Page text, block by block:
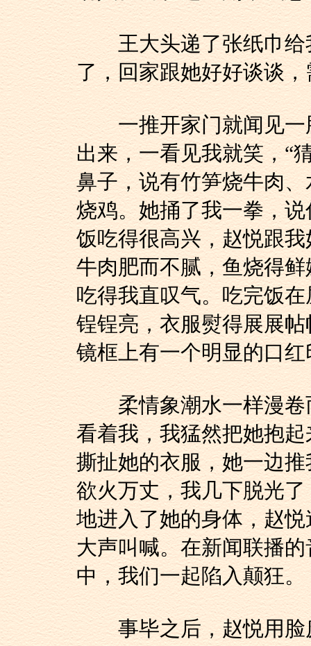
王大头递了张纸巾给
了，回家跟她好好谈谈
一推开家门就闻见一
出来，一看见我就笑，“
鼻子，说有竹笋烧牛肉
烧鸡。她捅了我一拳，
饭吃得很高兴，赵悦跟
牛肉肥而不腻，鱼烧得
吃得我直叹气。吃完饭
锃锃亮，衣服熨得展展
镜框上有一个明显的口
柔情象潮水一样漫卷
看着我，我猛然把她抱
撕扯她的衣服，她一边
欲火万丈，我几下脱光
地进入了她的身体，赵
大声叫喊。在新闻联播
中，我们一起陷入颠狂。
事毕之后，赵悦用脸